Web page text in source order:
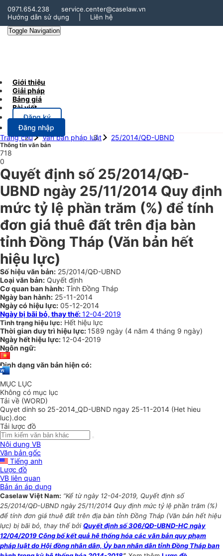
0971.654.238
service.center@caselaw.vn
Hướng dẫn sử dụng
Liên hệ
Toggle Navigation
Giới thiệu
Giải pháp
Bảng giá
Bài viết
Đăng ký
Đăng nhập
Trang chủ
Văn bản pháp luật 25/2014/QĐ-UBND
Thông tin văn bản
718
0
Quyết định số 25/2014/QĐ-
UBND ngày 25/11/2014 Quy định
mức tỷ lệ phần trăm (%) để tính
đơn giá thuê đất trên địa bàn
tỉnh Đồng Tháp (Văn bản hết
hiệu lực)
Số hiệu văn bản: 25/2014/QĐ-UBND
Loại văn bản: Quyết định
Cơ quan ban hành: Tỉnh Đồng Tháp
Ngày ban hành: 25-11-2014
Ngày có hiệu lực: 05-12-2014
Ngày bị bãi bỏ, thay thế:12-04-2019
Tình trạng hiệu lực: Hết hiệu lực
Thời gian duy trì hiệu lực: 1589 ngày (4 năm 4 tháng 9 ngày)
Ngày hết hiệu lực: 12-04-2019
Ngôn ngữ:
Định dạng văn bản hiện có:
MỤC LỤC
Không có mục lục
Tải về (WORD)
Quyet dinh so 25-2014_QD-UBND ngay 25-11-2014 (Het hieu
luc).doc
Tải lược đồ
Nội dung VB
Văn bản gốc
Tiếng anh
Lược đồ
VB liên quan
Bản án áp dụng
Caselaw Việt Nam: “Kể từ ngày 12-04-2019, Quyết định số
25/2014/QĐ-UBND ngày 25/11/2014 Quy định mức tỷ lệ phần trăm (%)
để tính đơn giá thuê đất trên địa bàn tỉnh Đồng Tháp (Văn bản hết hiệu
lực) bị bãi bỏ, thay thế bởi Quyết định số 306/QĐ-UBND-HC ngày
12/04/2019 Công bố kết quả hệ thống hóa các văn bản quy phạm
pháp luật do Hội đồng nhân dân, Ủy ban nhân dân tỉnh Đồng Tháp ban